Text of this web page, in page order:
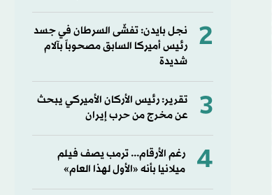
2
نجل بايدن: تفشّى السرطان في جسد
رئيس أميركا السابق مصحوباً بآلام
شديدة
3
تقرير: رئيس الأركان الأميركي يبحث
عن مخرج من حرب إيران
4
رغم الأرقام... ترمب يصف فيلم
ميلانيا بأنه «الأول لهذا العام»